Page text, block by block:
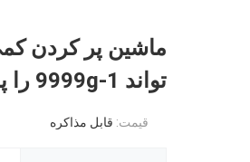
ماشين پر کردن
تواند 1-9999g را پر کند
قیمت: قابل مذاکره